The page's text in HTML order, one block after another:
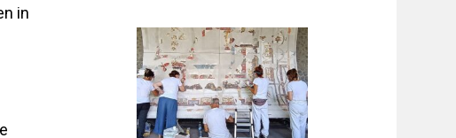
in